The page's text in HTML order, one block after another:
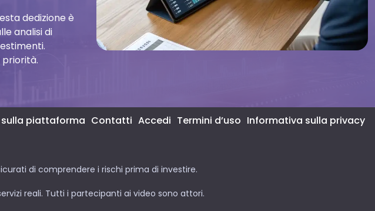
dedizione è
analisi di
priorità.
piattaforma Contatti Accedi Termini d’uso Informativa sulla privacy
di comprendere i rischi prima di investire.
reali. Tutti i partecipanti ai video sono attori.